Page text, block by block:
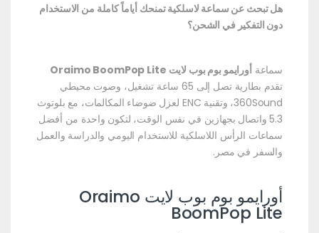
هل تبحث عن سماعة لاسلكية تمنحك أياماً كاملة من الاستخدام
دون التفكير في الشحن؟
سماعةأورايمو بوم بوب لايت Oraimo BoomPop Lite
تقدم بطارية تصل إلى 65 ساعة تشغيل، وصوت محيطي
360Sound، وتقنية ENC لعزل ضوضاء المكالمات، مع بلوتوث
5.3 واتصال بجهازين في نفس الوقت، لتكون واحدة من أفضل
سماعات الرأس اللاسلكية للاستخدام اليومي والدراسة والعمل
والسفر في مصر.
أورايمو بوم بوب لايت Oraimo
BoomPop Lite